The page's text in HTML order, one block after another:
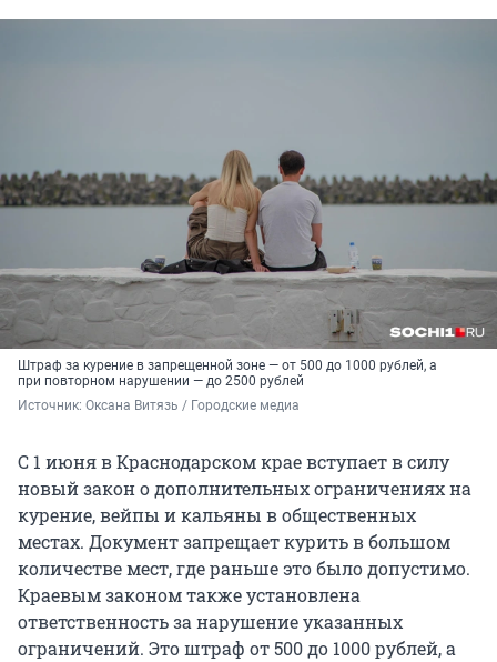
Штраф за курение в запрещенной зоне — от 500 до 1000 рублей, а
при повторном нарушении — до 2500 рублей
Источник: Оксана Витязь / Городские медиа
С 1 июня в Краснодарском крае вступает в силу
новый закон о дополнительных ограничениях на
курение, вейпы и кальяны в общественных
местах. Документ запрещает курить в большом
количестве мест, где раньше это было допустимо.
Краевым законом также установлена
ответственность за нарушение указанных
ограничений. Это штраф от 500 до 1000 рублей, а